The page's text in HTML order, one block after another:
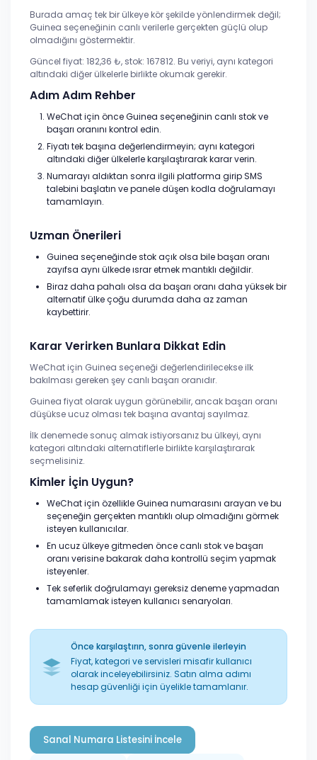
Burada amaç tek bir ülkeye kör şekilde yönlendirmek değil;
Guinea seçeneğinin canlı verilerle gerçekten güçlü olup
olmadığını göstermektir.
Güncel fiyat: 182,36 ₺, stok: 167812. Bu veriyi, aynı kategori
altındaki diğer ülkelerle birlikte okumak gerekir.
Adım Adım Rehber
WeChat için önce Guinea seçeneğinin canlı stok ve
başarı oranını kontrol edin.
Fiyatı tek başına değerlendirmeyin; aynı kategori
altındaki diğer ülkelerle karşılaştırarak karar verin.
Numarayı aldıktan sonra ilgili platforma girip SMS
talebini başlatın ve panele düşen kodla doğrulamayı
tamamlayın.
Uzman Önerileri
Guinea seçeneğinde stok açık olsa bile başarı oranı
zayıfsa aynı ülkede ısrar etmek mantıklı değildir.
Biraz daha pahalı olsa da başarı oranı daha yüksek bir
alternatif ülke çoğu durumda daha az zaman
kaybettirir.
Karar Verirken Bunlara Dikkat Edin
WeChat için Guinea seçeneği değerlendirilecekse ilk
bakılması gereken şey canlı başarı oranıdır.
Guinea fiyat olarak uygun görünebilir, ancak başarı oranı
düşükse ucuz olması tek başına avantaj sayılmaz.
İlk denemede sonuç almak istiyorsanız bu ülkeyi, aynı
kategori altındaki alternatiflerle birlikte karşılaştırarak
seçmelisiniz.
Kimler İçin Uygun?
WeChat için özellikle Guinea numarasını arayan ve bu
seçeneğin gerçekten mantıklı olup olmadığını görmek
isteyen kullanıcılar.
En ucuz ülkeye gitmeden önce canlı stok ve başarı
oranı verisine bakarak daha kontrollü seçim yapmak
isteyenler.
Tek seferlik doğrulamayı gereksiz deneme yapmadan
tamamlamak isteyen kullanıcı senaryoları.
Önce karşılaştırın, sonra güvenle ilerleyin
Fiyat, kategori ve servisleri misafir kullanıcı
olarak inceleyebilirsiniz. Satın alma adımı
hesap güvenliği için üyelikle tamamlanır.
Sanal Numara Listesini İncele